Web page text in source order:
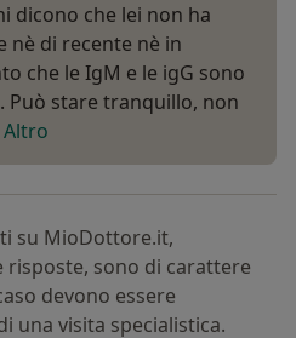
dicono che lei non ha
di recente nè in
che le IgM e le igG sono
Può stare tranquillo, non
Altro
su MioDottore.it,
risposte, sono di carattere
devono essere
una visita specialistica.